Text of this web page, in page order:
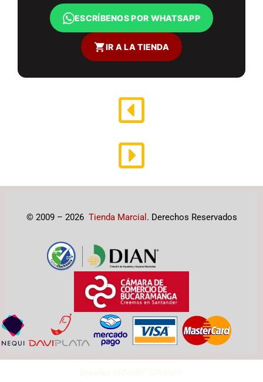
ESCRÍBENOS POR WHATSAPP
IR A LA TIENDA
© 2009 – 2026 Tienda Marcial . Derechos Reservados